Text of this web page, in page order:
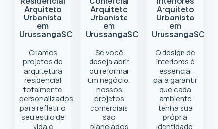
Arquiteto
Urbanista
em
UrussangaSC
Criamos
projetos de
arquitetura
residencial
totalmente
personalizados
para refletir o
seu estilo de
vida e
Arquiteto
Urbanista
em
UrussangaSC
Se você
deseja abrir
ou reformar
um negócio,
nossos
projetos
comerciais
são
planejados
Arquiteto
Urbanista
em
UrussangaSC
O design de
interiores é
essencial
para garantir
que cada
ambiente
tenha sua
própria
identidade.